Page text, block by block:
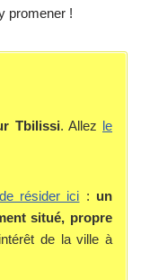
promener !
Tbilissi. Allez le
de résider ici : un
situé, propre
de la ville à